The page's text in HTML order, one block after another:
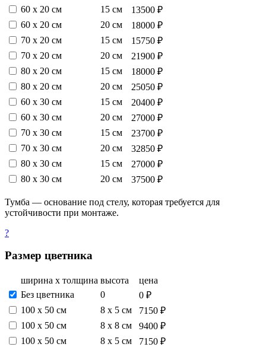
60 х 20 см
15 см
13500 ₽
60 х 20 см
20 см
18000 ₽
70 х 20 см
15 см
15750 ₽
70 х 20 см
20 см
21900 ₽
80 х 20 см
15 см
18000 ₽
80 х 20 см
20 см
25050 ₽
60 х 30 см
15 см
20400 ₽
60 х 30 см
20 см
27000 ₽
70 х 30 см
15 см
23700 ₽
70 х 30 см
20 см
32850 ₽
80 х 30 см
15 см
27000 ₽
80 х 30 см
20 см 37500 ₽
Тумба — основание под стелу, которая требуется для
устойчивости при монтаже.
?
Размер цветника
ширина х толщина высота
цена
Без цветника
0
0 ₽
100 х 50 см
8 х 5 см
7150 ₽
100 х 50 см
8 х 8 см
9400 ₽
100 х 50 см
8 х 5 см
7150 ₽